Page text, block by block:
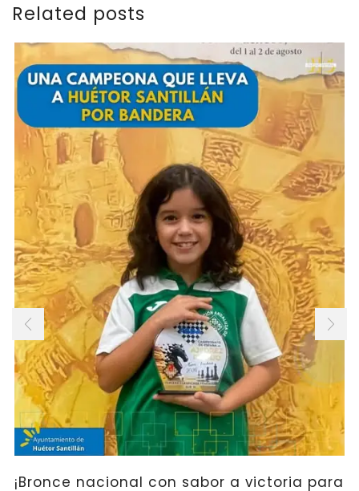
Related posts
¡Bronce nacional con sabor a victoria para